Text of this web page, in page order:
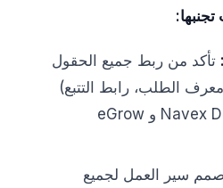
تأكد من ربط جميع الحقول
الطلب، رابط التتبع)
بشكل صحيح بين Navex Delivery و eGrow
سير العمل لجميع